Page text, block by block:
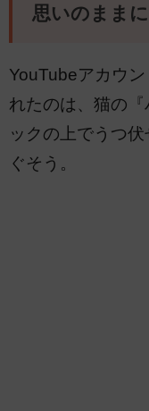
思いのまま
YouTubeアカウ
れたのは、猫の
ックの上でうつ
ぐそう。